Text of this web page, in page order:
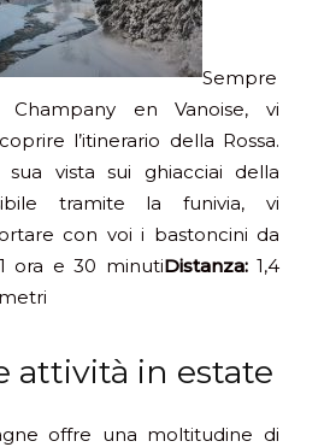
Sempre
en Vanoise, vi
l’itinerario della Rossa.
vista sui ghiacciai della
tramite la funivia, vi
con voi i bastoncini da
1 ora e 30 minutiDistanza:1,4
attività in estate
offre una moltitudine di